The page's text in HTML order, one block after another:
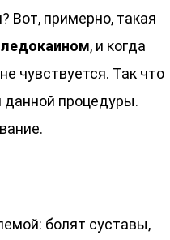
Вот, примерно, такая
, и когда
чувствуется. Так что
данной процедуры.
болят суставы,